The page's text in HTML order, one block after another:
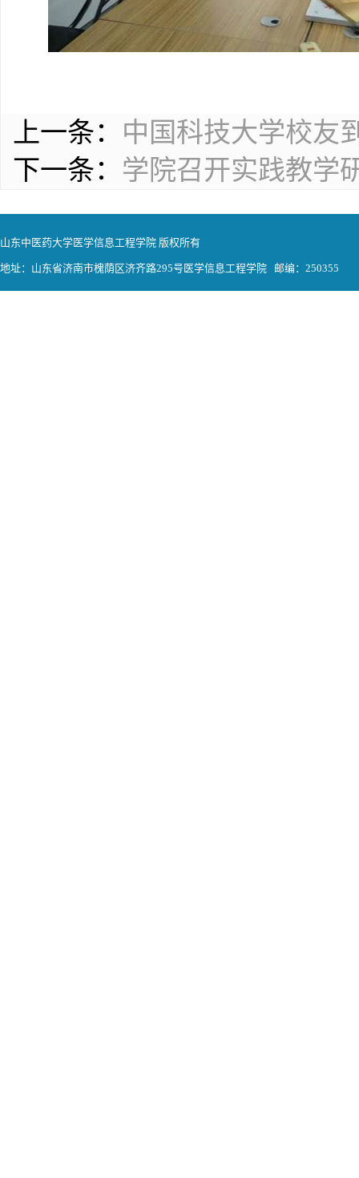
上一条： 中国科技大学校友
下一条： 学院召开实践教学
山东中医药大学医学信息工程学院 版权所有
地址：山东省济南市槐荫区济齐路295号医学信息工程学院 邮编：250355